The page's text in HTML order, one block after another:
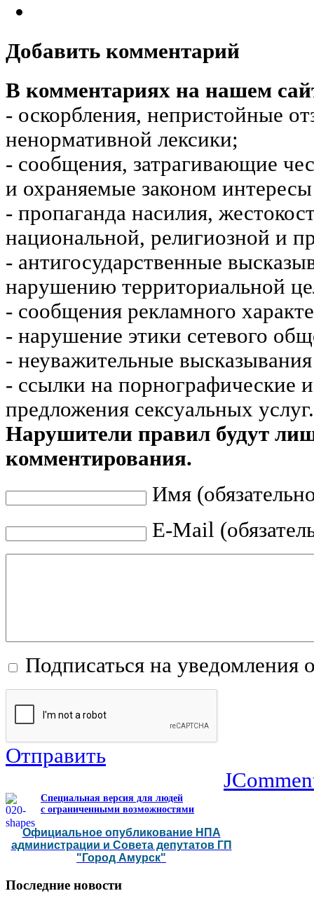
Добавить комментарий
В комментариях на нашем
- оскорбления, непристойные
ненормативной лексики;
- сообщения, затрагивающие
и охраняемые законом
- пропаганда насилия,
национальной, религиозной и
- антигосударственные
нарушению территориальной
- сообщения рекламного
- нарушение этики сетевого
- неуважительные
- ссылки на порнографические
предложения сексуальных услуг.
Нарушители правил будут
комментирования.
Имя
E-Mail
Подписаться на уведомления
Отправить
Специальная версия для людей
с ограниченными возможностями
Официальное опубликование НПА
администрации и Совета депутатов ГП
"Город Амурск"
Последние новости